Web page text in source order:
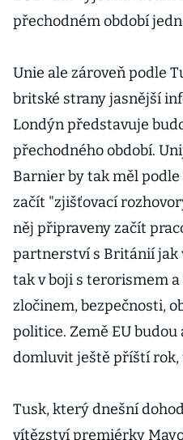
přechodném období
Unie ale zároveň podle
britské strany jasnější
Londýn představuje
přechodného období.
Barnier by tak měl
začít "zjišťovací
něj připraveny začít
partnerství s Británií jak
tak v boji s terorismem
zločinem, bezpečnosti,
politice. Země EU
domluvit ještě příští rok,
Tusk, který dnešní
vítězství premiérky